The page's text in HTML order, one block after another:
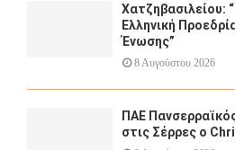
Χατζηβασιλείου:
Ελληνική
Ένωσης”
8 Αυγούστου 2026
ΠΑΕ
στις Σέρρες ο